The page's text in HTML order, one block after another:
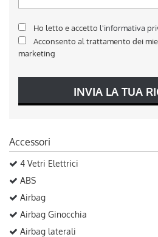
Ho letto e accetto l'informativa
Acconsento al trattamento dei
marketing
INVIA LA TUA
Accessori
4 Vetri Elettrici
ABS
Airbag
Airbag Ginocchia
Airbag laterali